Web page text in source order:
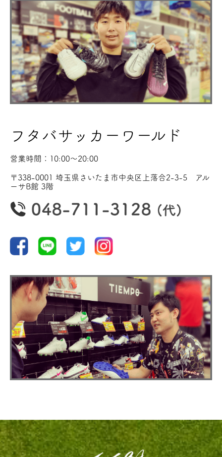
フタバサッカーワールド
営業時間：10:00〜20:00
〒338-0001 埼玉県さいたま市中央区上落合2-3-5 アル
ーサB館 3階